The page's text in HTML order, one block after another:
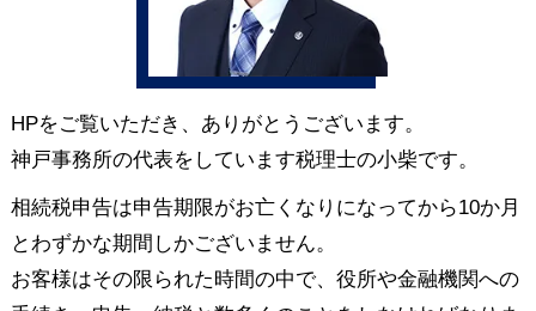
HPをご覧いただき、ありがとうございます。
神戸事務所の代表をしています税理士の小柴です。
相続税申告は申告期限がお亡くなりになってから10か月
とわずかな期間しかございません。
お客様はその限られた時間の中で、役所や金融機関への